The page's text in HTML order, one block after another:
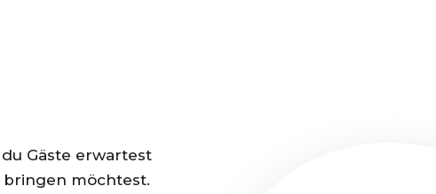
Gäste erwartest
bringen möchtest.